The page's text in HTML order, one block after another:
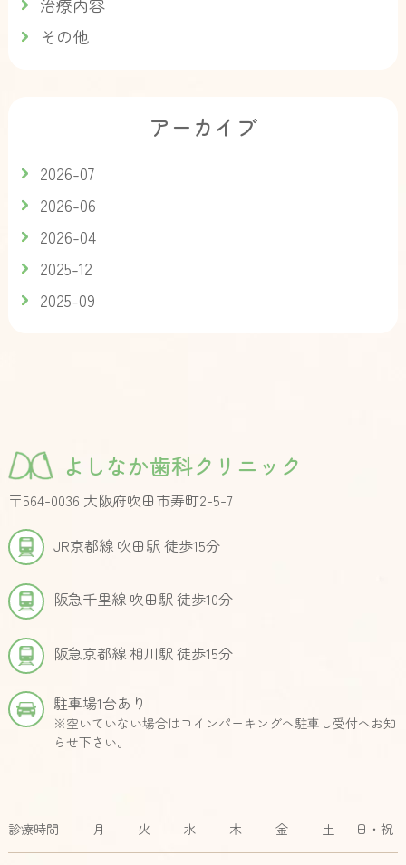
その他
アーカイブ
2026-07
2026-06
2026-04
2025-12
2025-09
よしなか歯科クリニック
〒564-0036 大阪府吹田市寿町2-5-7
JR京都線 吹田駅 徒歩15分
阪急千里線 吹田駅 徒歩10分
阪急京都線 相川駅 徒歩15分
駐車場1台あり
※空いていない場合はコインパーキングへ駐車し受付へお知
らせ下さい。
診療時間 月 火 水 木 金 土 日・祝